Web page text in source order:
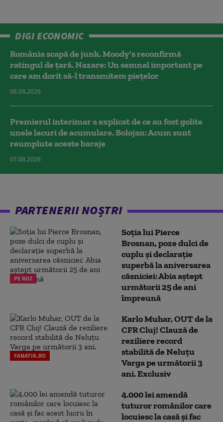
DIGI ECONOMIC
România scapă de junk. Moody's reconfirmă
ratingul de țară. Nazare: Un semnal important pe
care am dorit să-l transmitem piețelor
08.08.2026
Premierul interimar a explicat de ce au fost golite
unele lacuri de acumulare. Bolojan: Acum sunt
reumplute aceste baraje
07.08.2026
PARTENERII NOȘTRI
PE ROZ
Soția lui Pierce
Brosnan, poze dulci de
cuplu și declarație
superbă la aniversarea
căsniciei: Abia aștept
următorii 25 de ani
împreună
FANATIK.RO
Karlo Muhar, OUT de la
CFR Cluj! Clauză de
reziliere record
stabilită de Neluțu
Varga pe următorii 3
ani. Exclusiv
4.000 lei amendă
tuturor românilor care
locuiesc la casă și fac